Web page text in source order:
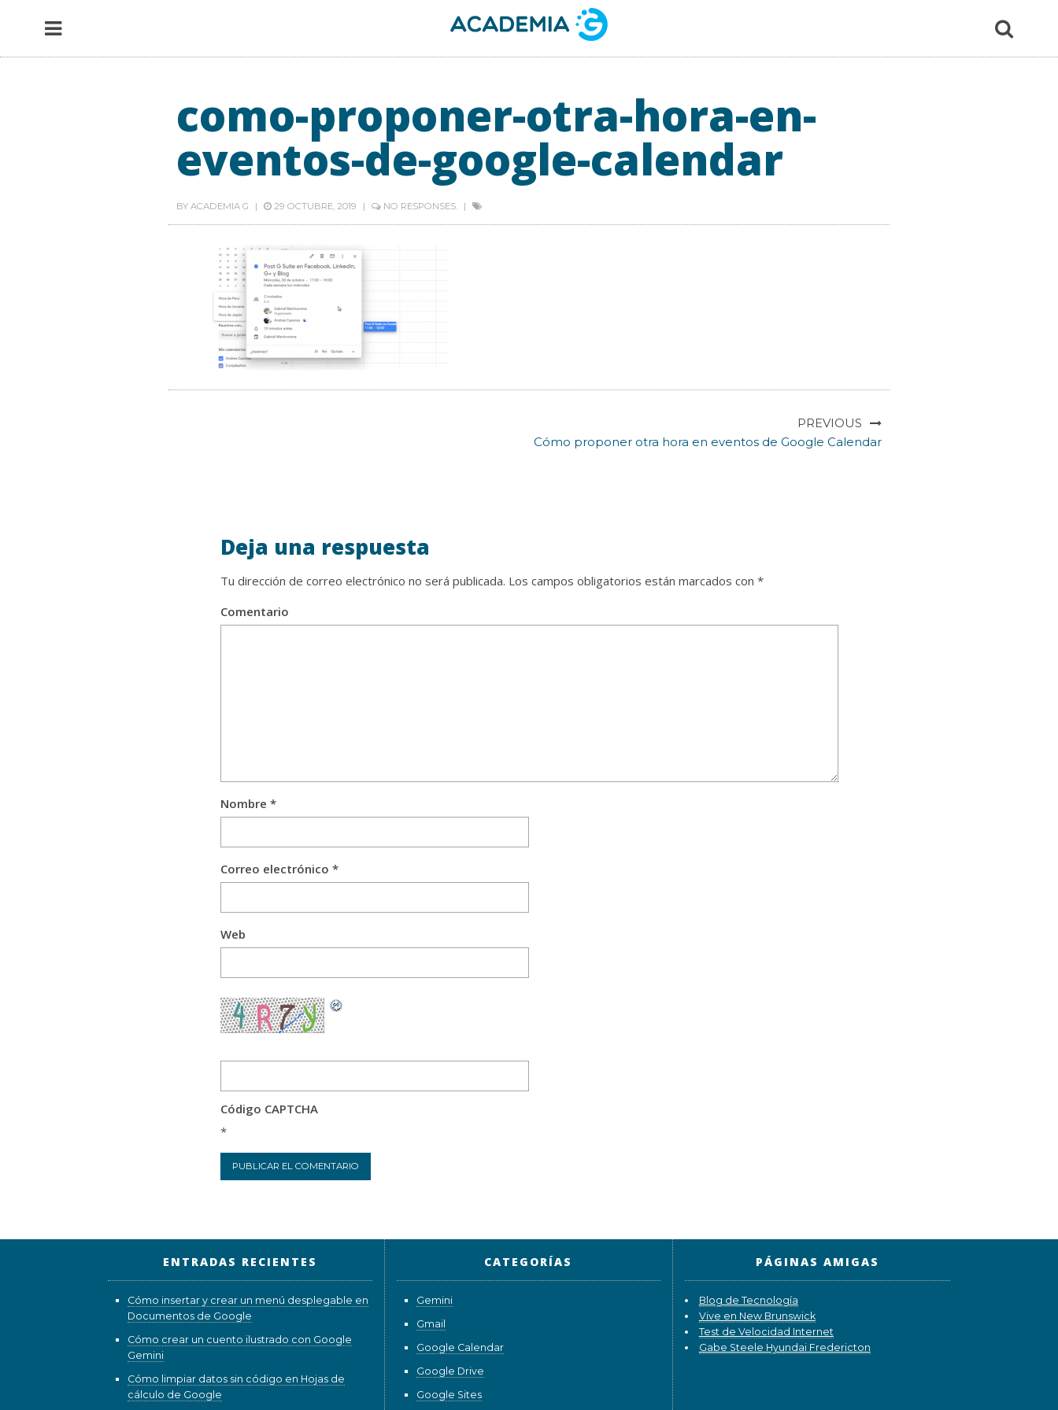
como-proponer-otra-hora-en-
eventos-de-google-calendar
BY ACADEMIA G 29 OCTUBRE, 2019 NO RESPONSES.
PREVIOUS
Cómo proponer otra hora en eventos de Google Calendar
Deja una respuesta
Tu dirección de correo electrónico no será publicada. Los campos obligatorios están marcados con *
Comentario
Nombre *
Correo electrónico *
Web
Código CAPTCHA
*
ENTRADAS RECIENTES
Cómo insertar y crear un menú desplegable en
Documentos de Google
Cómo crear un cuento ilustrado con Google
Gemini
Cómo limpiar datos sin código en Hojas de
cálculo de Google
CATEGORÍAS
Gemini
Gmail
Google Calendar
Google Drive
Google Sites
PÁGINAS AMIGAS
Blog de Tecnología
Vive en New Brunswick
Test de Velocidad Internet
Gabe Steele Hyundai Fredericton